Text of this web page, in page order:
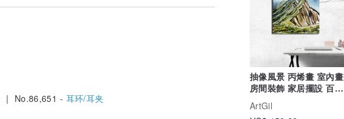
抽像風景 丙烯畫 室內畫
房間裝飾 家居擺設 百搭
藝術 Mount Painting,
Landscape Painting,
ArtGil
| No.86,651 - 耳环/耳夹